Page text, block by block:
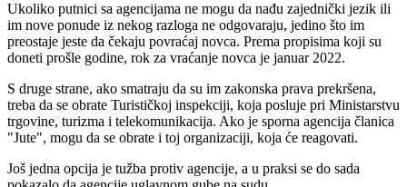
Ukoliko putnici sa agencijama ne mogu da nađu zajednički jezik ili
im nove ponude iz nekog razloga ne odgovaraju, jedino što im
preostaje jeste da čekaju povraćaj novca. Prema propisima koji su
doneti prošle godine, rok za vraćanje novca je januar 2022.
S druge strane, ako smatraju da su im zakonska prava prekršena,
treba da se obrate Turističkoj inspekciji, koja posluje pri Ministarstvu
trgovine, turizma i telekomunikacija. Ako je sporna agencija članica
"Jute", mogu da se obrate i toj organizaciji, koja će reagovati.
Još jedna opcija je tužba protiv agencije, a u praksi se do sada